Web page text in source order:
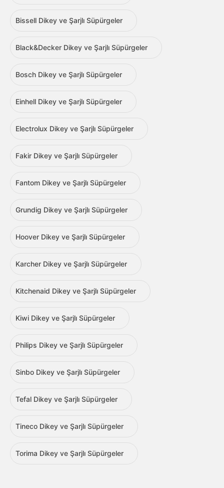
Bissell Dikey ve Şarjlı Süpürgeler
Black&Decker Dikey ve Şarjlı Süpürgeler
Bosch Dikey ve Şarjlı Süpürgeler
Einhell Dikey ve Şarjlı Süpürgeler
Electrolux Dikey ve Şarjlı Süpürgeler
Fakir Dikey ve Şarjlı Süpürgeler
Fantom Dikey ve Şarjlı Süpürgeler
Grundig Dikey ve Şarjlı Süpürgeler
Hoover Dikey ve Şarjlı Süpürgeler
Karcher Dikey ve Şarjlı Süpürgeler
Kitchenaid Dikey ve Şarjlı Süpürgeler
Kiwi Dikey ve Şarjlı Süpürgeler
Philips Dikey ve Şarjlı Süpürgeler
Sinbo Dikey ve Şarjlı Süpürgeler
Tefal Dikey ve Şarjlı Süpürgeler
Tineco Dikey ve Şarjlı Süpürgeler
Torima Dikey ve Şarjlı Süpürgeler